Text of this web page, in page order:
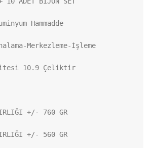
Hammadde
Merkezleme-İşleme
10.9 Çeliktir
+/- 760 GR
+/- 560 GR